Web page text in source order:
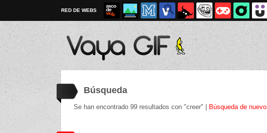
RED DE WEBS
Búsqueda
Se han encontrado 99 resultados con "creer" | Búsqueda de nuevo